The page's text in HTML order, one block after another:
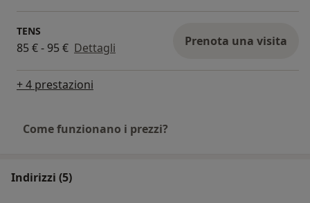
TENS
85 € - 95 € Dettagli Prenota una visita
+ 4 prestazioni
Come funzionano i prezzi?
Indirizzi (5)